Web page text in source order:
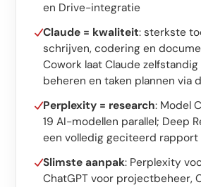
Audits
Website
SEO
GEO
Ads
en Drive-integratie
Claude = kwaliteit: sterkste
schrijven, codering en
Cowork laat Claude
beheren en taken plannen via
Perplexity = research: Model
19 AI-modellen parallel; Deep
een volledig geciteerd
Slimste aanpak: Perplexity
ChatGPT voor projectbeheer,